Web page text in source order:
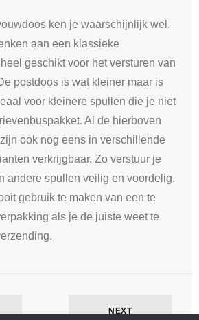
ken je waarschijnlijk wel.
aan een klassieke
geschikt voor het versturen van
postdoos is wat kleiner maar is
voor kleinere spullen die je niet
Al de hierboven
ook nog eens in verschillende
verkrijgbaar. Zo verstuur je
andere spullen veilig en voordelig.
gebruik te maken van een te
als je de juiste weet te
NEXT